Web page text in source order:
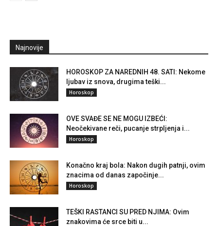
Najnovije
HOROSKOP ZA NAREDNIH 48. SATI: Nekome
ljubav iz snova, drugima teški...
Horoskop
OVE SVAĐE SE NE MOGU IZBEĆI:
Neočekivane reči, pucanje strpljenja i...
Horoskop
Konačno kraj bola: Nakon dugih patnji, ovim
znacima od danas započinje...
Horoskop
TEŠKI RASTANCI SU PRED NJIMA: Ovim
znakovima će srce biti u...